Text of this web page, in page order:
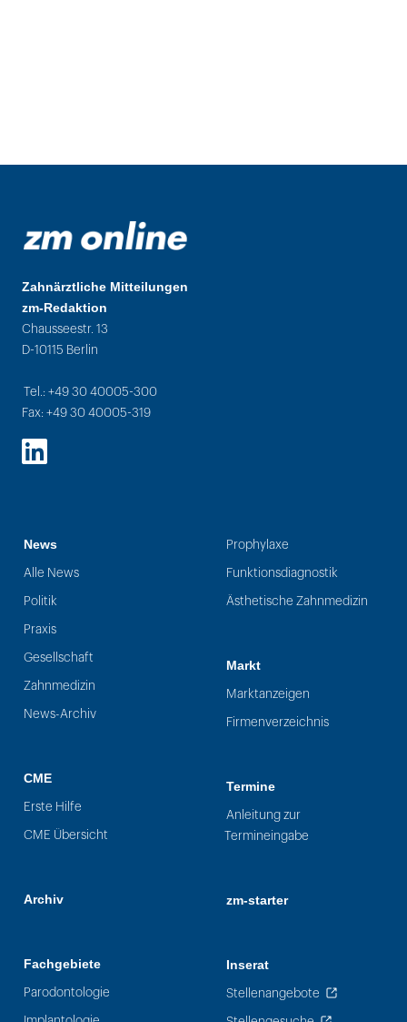
Zahnärztliche Mitteilungen
zm-Redaktion
Chausseestr. 13
D-10115 Berlin
Tel.: +49 30 40005-300
Fax: +49 30 40005-319
LinkedIn
News
Alle News
Politik
Praxis
Gesellschaft
Zahnmedizin
News-Archiv
CME
Erste Hilfe
CME Übersicht
Archiv
Fachgebiete
Parodontologie
Prophylaxe
Funktionsdiagnostik
Ästhetische Zahnmedizin
Markt
Marktanzeigen
Firmenverzeichnis
Termine
Anleitung zur
Termineingabe
zm-starter
Inserat
Stellenangebote